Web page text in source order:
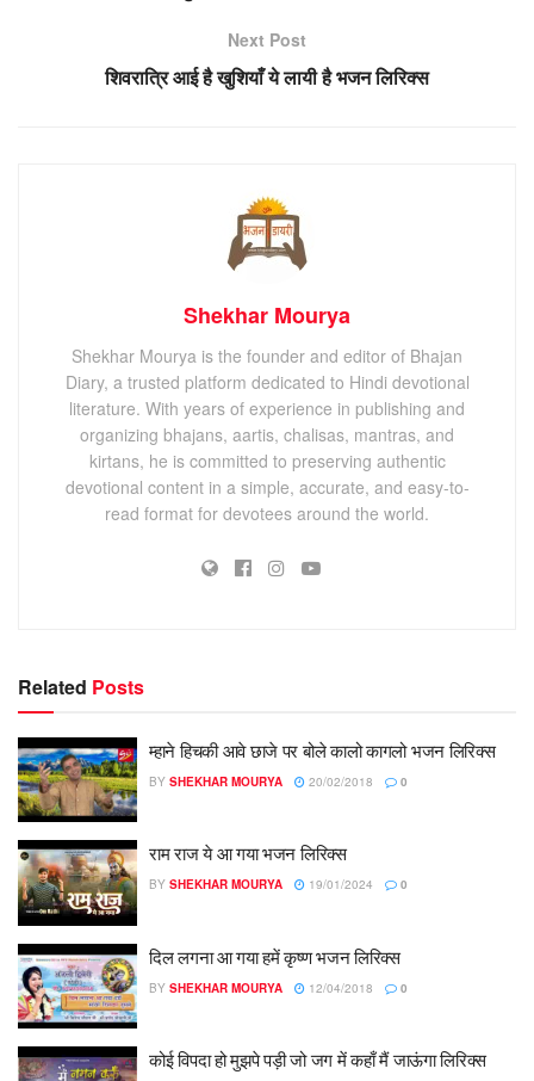
Next Post
शिवरात्रि आई है खुशियाँ ये लायी है भजन लिरिक्स
Shekhar Mourya
Shekhar Mourya is the founder and editor of Bhajan
Diary, a trusted platform dedicated to Hindi devotional
literature. With years of experience in publishing and
organizing bhajans, aartis, chalisas, mantras, and
kirtans, he is committed to preserving authentic
devotional content in a simple, accurate, and easy-to-
read format for devotees around the world.
Related Posts
म्हाने हिचकी आवे छाजे पर बोले कालो कागलो भजन लिरिक्स
BY SHEKHAR MOURYA 20/02/2018 0
राम राज ये आ गया भजन लिरिक्स
BY SHEKHAR MOURYA 19/01/2024 0
दिल लगना आ गया हमें कृष्ण भजन लिरिक्स
BY SHEKHAR MOURYA 12/04/2018 0
कोई विपदा हो मुझपे पड़ी जो जग में कहाँ मैं जाऊंगा लिरिक्स